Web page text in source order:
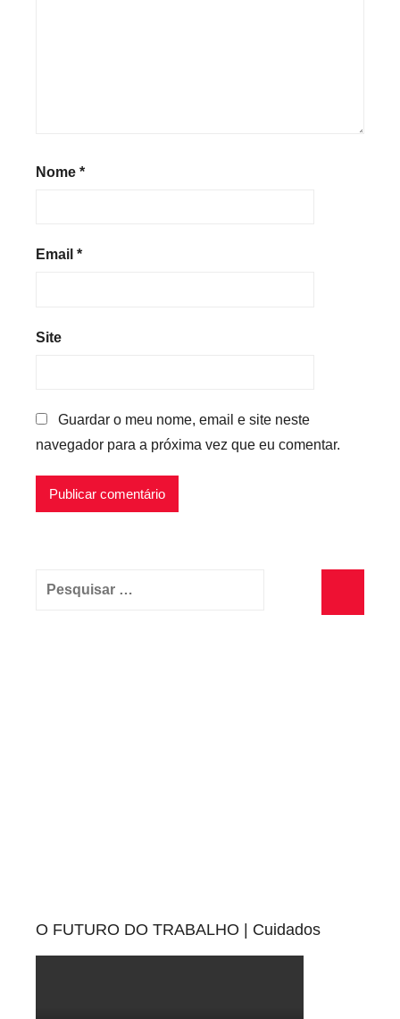
Nome *
Email *
Site
Guardar o meu nome, email e site neste
navegador para a próxima vez que eu comentar.
Pesquisar
O FUTURO DO TRABALHO | Cuidados